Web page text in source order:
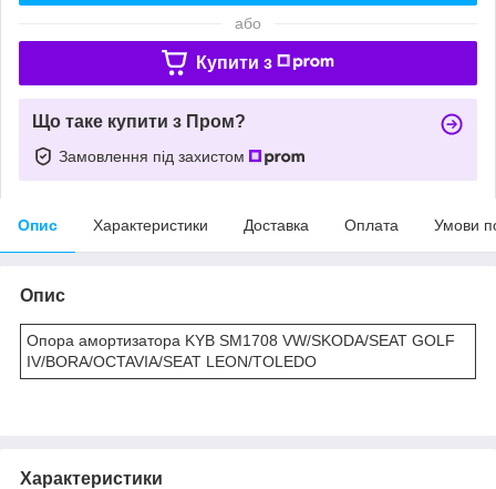
або
Купити з
Що таке купити з Пром?
Замовлення під захистом
Опис Характеристики Доставка Оплата Умови
Опис
Опора амортизатора KYB SM1708 VW/SKODA/SEAT GOLF
IV/BORA/OCTAVIA/SEAT LEON/TOLEDO
Характеристики